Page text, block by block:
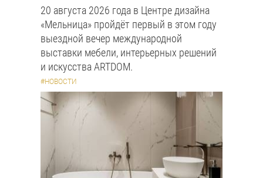
20 августа 2026 года в Центре дизайна
«Мельница» пройдёт первый в этом году
выездной вечер международной
выставки мебели, интерьерных решений
и искусства ARTDOM.
#НОВОСТИ